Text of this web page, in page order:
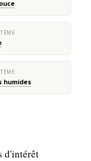
humides
d'intérêt